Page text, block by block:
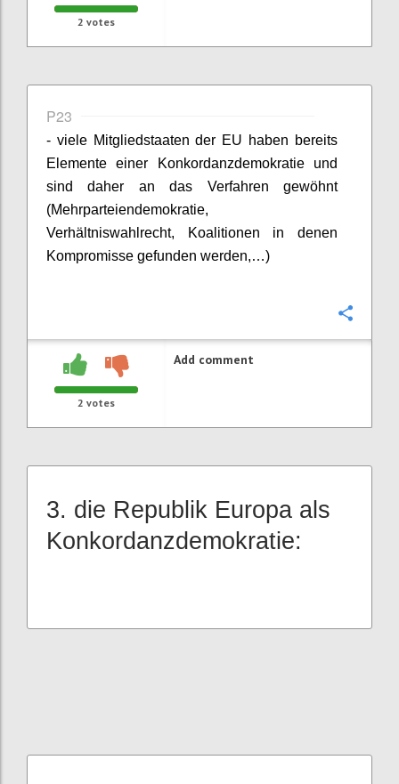
2 votes
P23
- viele Mitgliedstaaten der EU haben bereits
Elemente einer Konkordanzdemokratie und
sind daher an das Verfahren gewöhnt
(Mehrparteiendemokratie,
Verhältniswahlrecht, Koalitionen in denen
Kompromisse gefunden werden,…)
2 votes
Add comment
3. die Republik Europa als
Konkordanzdemokratie: